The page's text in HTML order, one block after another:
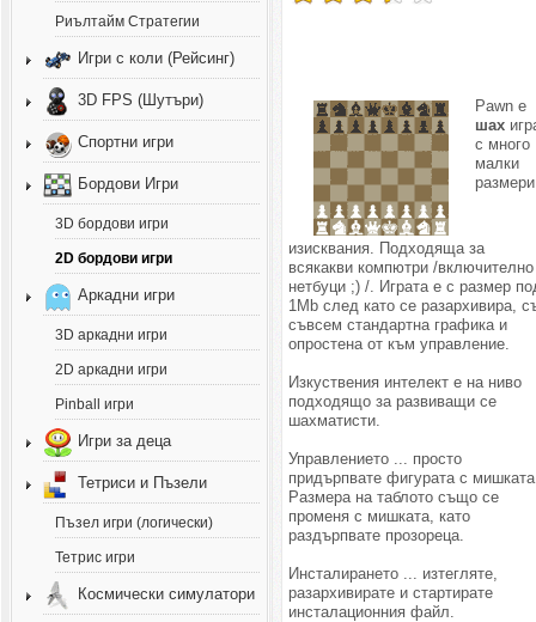
Риълтайм Стратегии
Игри с коли (Рейсинг)
3D FPS (Шутъри)
Спортни игри
Бордови Игри
3D бордови игри
2D бордови игри
Аркадни игри
3D аркадни игри
2D аркадни игри
Pinball игри
Игри за деца
Тетриси и Пъзели
Пъзел игри (логически)
Тетрис игри
Космически симулатори
Pawn е
шах
с много
малки
изисквания. Подходяща за
всякакви компютри /
нетбуци ;) /. Играта е с размер
1Mb след като се разархивира,
съвсем стандартна графика и
опростена от към управление.
Изкуствения интелект е на ниво
подходящо за развиващи се
шахматисти.
Управлението ... просто
придърпвате фигурата с
Размера на таблото също се
променя с мишката, като
раздърпвате прозореца.
Инсталирането ... изтегляте,
разархивирате и стартирате
инсталационния файл.